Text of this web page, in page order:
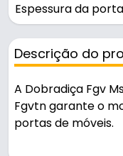
Espessura da porta
Descrição do
A Dobradiça Fgv
Fgvtn garante o
portas de móveis.